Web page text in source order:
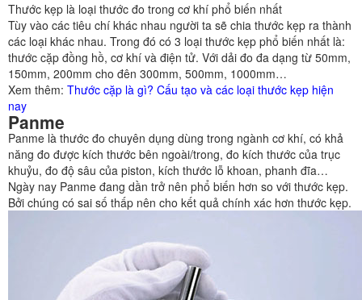
Thước kẹp là loại thước đo trong cơ khí phổ biến nhất
Tùy vào các tiêu chí khác nhau người ta sẽ chia thước kẹp ra thành
các loại khác nhau. Trong đó có 3 loại thước kẹp phổ biến nhất là:
thước cặp đồng hồ, cơ khí và điện tử. Với dải đo đa dạng từ 50mm,
150mm, 200mm cho đên 300mm, 500mm, 1000mm…
Xem thêm: Thước cặp là gì? Cấu tạo và các loại thước kẹp hiện
nay
Panme
Panme là thước đo chuyên dụng dùng trong ngành cơ khí, có khả
năng đo được kích thước bên ngoài/trong, đo kích thước của trục
khuỷu, đo độ sâu của piston, kích thước lỗ khoan, phanh đĩa…
Ngày nay Panme đang dần trở nên phổ biến hơn so với thước kẹp.
Bởi chúng có sai số thấp nên cho kết quả chính xác hơn thước kẹp.